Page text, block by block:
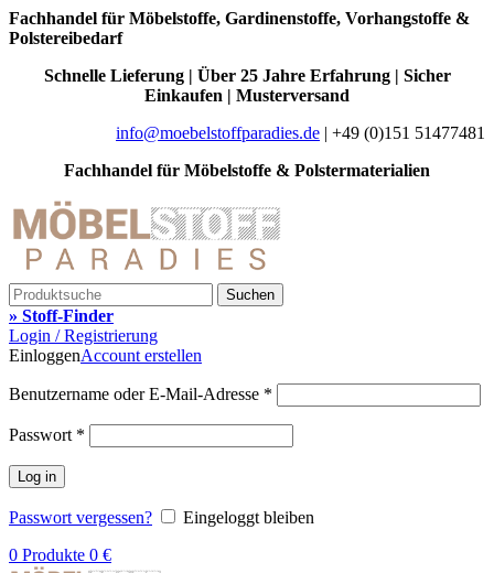
Fachhandel für Möbelstoffe, Gardinenstoffe, Vorhangstoffe &
Polstereibedarf
Schnelle Lieferung | Über 25 Jahre Erfahrung | Sicher
Einkaufen | Musterversand
info@moebelstoffparadies.de | +49 (0)151 51477481
Fachhandel für Möbelstoffe & Polstermaterialien
Suchen
» Stoff-Finder
Login / Registrierung
EinloggenAccount erstellen
Benutzername oder E-Mail-Adresse *
Passwort *
Log in
Passwort vergessen?
Eingeloggt bleiben
0 Produkte 0 €